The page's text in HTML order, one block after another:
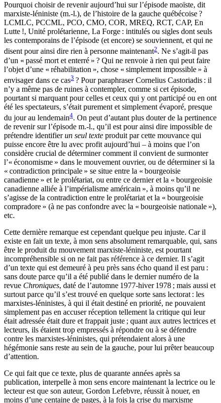
Pourquoi choisir de revenir aujourd’hui sur l’épisode maoïste, dit
marxiste-léniniste (m.-l.), de l’histoire de la gauche québécoise ?
LCMLC, PCCML, PCO, CMO, COR, MREQ, RCT, CAP, En
Lutte !, Unité prolétarienne, La Forge : intitulés ou sigles dont seuls
les contemporains de l’épisode (et encore) se souviennent, et qui ne
disent pour ainsi dire rien à personne maintenant2. Ne s’agit-il pas
d’un « passé mort et enterré » ? Qui ne renvoie à rien qui peut faire
l’objet d’une « réhabilitation », chose « simplement impossible » à
envisager dans ce cas3 ? Pour paraphraser Cornelius Castoriadis : il
n’y a même pas de ruines à contempler, comme si cet épisode,
pourtant si marquant pour celles et ceux qui y ont participé ou en ont
été les spectateurs, s’était purement et simplement évaporé, presque
du jour au lendemain4. On peut d’autant plus douter de la pertinence
de revenir sur l’épisode m.-l., qu’il est pour ainsi dire impossible de
prétendre identifierun seul texte produit par cette mouvance qui
puisse encore être lu avec profit aujourd’hui – à moins que l’on
considère crucial de déterminer comment il convient de surmonter
l’« économisme » dans le mouvement ouvrier, ou de déterminer si la
« contradiction principale » se situe entre la « bourgeoisie
canadienne » et le prolétariat, ou entre ce dernier et la « bourgeoisie
canadienne alliée à l’impérialisme américain », à moins qu’il ne
s’agisse de la contradiction entre le prolétariat et la « bourgeoisie
compradore » (à ne pas confondre avec la « bourgeoisie nationale »),
etc.
Cette dernière remarque est cependant quelque peu injuste. Car il
existe en fait un texte, à mon sens absolument remarquable, qui, sans
être le produit du mouvement marxiste-léniniste, est pourtant
incompréhensible si on ne fait pas référence à ce dernier. Il s’agit
d’un texte qui est demeuré à peu près sans écho quand il est paru :
sans doute parce qu’il a été publié dans le dernier numéro de la
revue Chroniques, daté de l’automne 1977-hiver 1978 ; mais aussi et
surtout parce qu’il s’est trouvé en quelque sorte sans lectorat : les
marxistes-léninistes, à qui il était destiné en priorité, ne pouvaient
simplement pas en accuser réception tellement la critique qui leur
était adressée était dure et frappait juste ; quant aux autres lectrices et
lecteurs, ils étaient trop empressés à répondre ou à se défendre
contre les marxistes-léninistes, qui prétendaient alors à une
hégémonie sans reste au sein de la gauche, pour lui prêter beaucoup
d’attention.
Ce qui fait que ce texte, plus de quarante années après sa
publication, interpelle à mon sens encore maintenant la lectrice ou le
lecteur est que son auteur, Gordon Lefebvre, réussit à nouer, en
moins d’une centaine de pages, à la fois la crise du marxisme